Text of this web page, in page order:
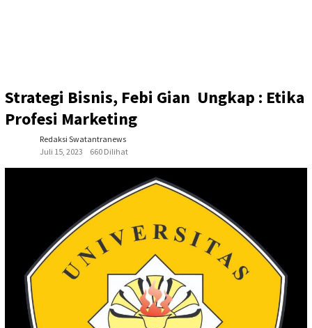
Strategi Bisnis, Febi Gian Ungkap : Etika
Profesi Marketing
Redaksi Swatantranews
Juli 15, 2023
660 Dilihat